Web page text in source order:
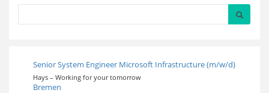
Senior System Engineer Microsoft Infrastructure (m/w/d)
Hays – Working for your tomorrow
Bremen